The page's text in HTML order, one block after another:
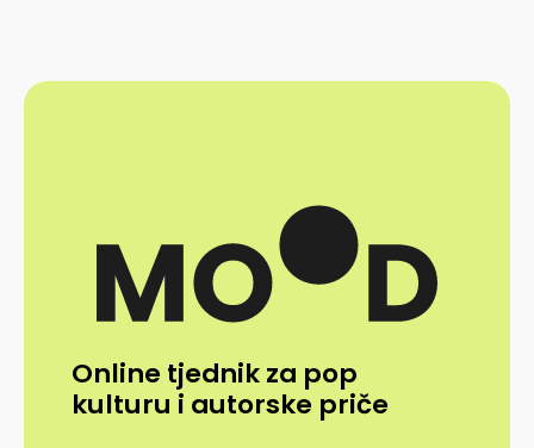
Online tjednik za pop
kulturu i autorske priče